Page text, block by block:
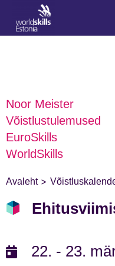
Noor Meister
Võistlustulemused
EuroSkills
WorldSkills
Avaleht>
22. - 23.